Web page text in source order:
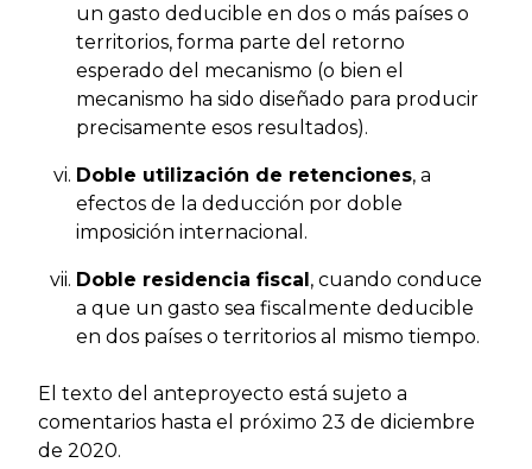
un gasto deducible en dos o más países o
territorios, forma parte del retorno
esperado del mecanismo (o bien el
mecanismo ha sido diseñado para producir
precisamente esos resultados).
Doble utilización de retenciones, a
efectos de la deducción por doble
imposición internacional.
Doble residencia fiscal, cuando conduce
a que un gasto sea fiscalmente deducible
en dos países o territorios al mismo tiempo.
El texto del anteproyecto está sujeto a
comentarios hasta el próximo 23 de diciembre
de 2020.